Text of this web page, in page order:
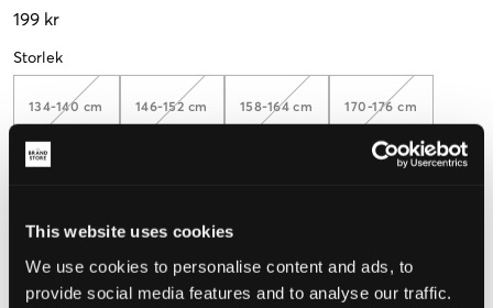
This website uses cookies
We use cookies to personalise content and ads, to
provide social media features and to analyse our traffic.
199 kr
Storlek
134-140 cm 146-152 cm 158-164 cm 170-176 cm
STORLEKSGUIDE